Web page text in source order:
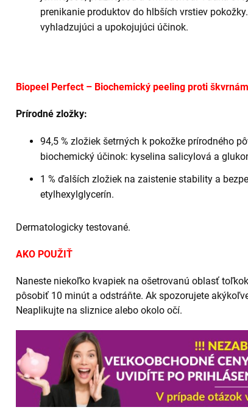
prenikanie produktov do hlbších vrstiev
vyhladzujúci a upokojujúci účinok.
Biopeel Perfect – Biochemický peeling proti škvrnám
Prírodné zložky:
94,5 % zložiek šetrných k pokožke prírodného
biochemický účinok: kyselina salicylová a
1 % ďalších zložiek na zaistenie stability a
etylhexylglycerín.
Dermatologicky testované.
AKO POUŽIŤ
Naneste niekoľko kvapiek na ošetrovanú oblasť
pôsobiť 10 minút a odstráňte. Ak spozorujete
Neaplikujte na sliznice alebo okolo očí.